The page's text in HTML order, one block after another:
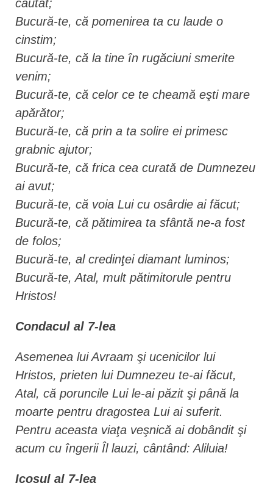
căutat;
Bucură-te, că pomenirea ta cu laude o
cinstim;
Bucură-te, că la tine în rugăciuni smerite
venim;
Bucură-te, că celor ce te cheamă eşti mare
apărător;
Bucură-te, că prin a ta solire ei primesc
grabnic ajutor;
Bucură-te, că frica cea curată de Dumnezeu
ai avut;
Bucură-te, că voia Lui cu osârdie ai făcut;
Bucură-te, că pătimirea ta sfântă ne-a fost
de folos;
Bucură-te, al credinţei diamant luminos;
Bucură-te, Atal, mult pătimitorule pentru
Hristos!
Condacul al 7-lea
Asemenea lui Avraam şi ucenicilor lui
Hristos, prieten lui Dumnezeu te-ai făcut,
Atal, că poruncile Lui le-ai păzit şi până la
moarte pentru dragostea Lui ai suferit.
Pentru aceasta viaţa veşnică ai dobândit şi
acum cu îngerii Îl lauzi, cântând: Aliluia!
Icosul al 7-lea